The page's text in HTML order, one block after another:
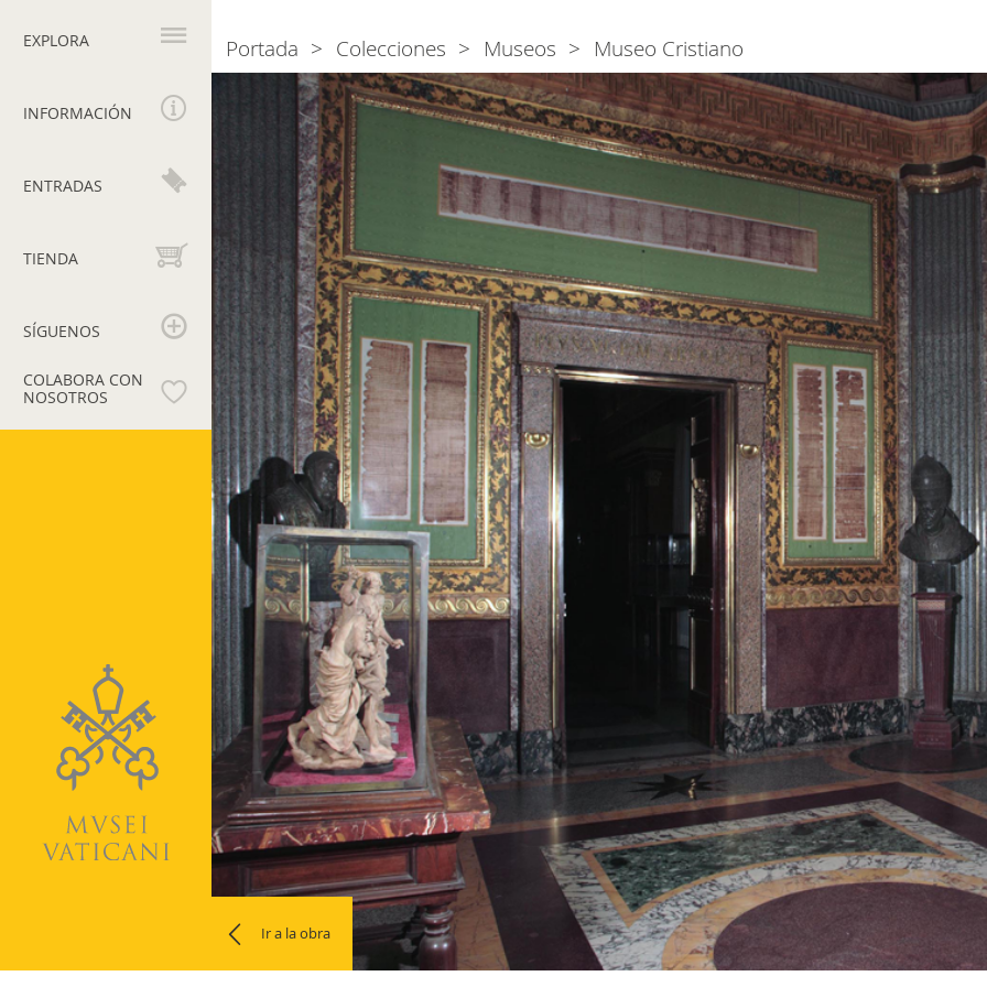
principal
EXPLORA
INFORMACIÓN
ENTRADAS
TIENDA
SÍGUENOS
COLABORA CON
NOSOTROS
de
Papiros
Ir a la obra
Breadcrumb
Portada Colecciones Museos Museo Cristiano